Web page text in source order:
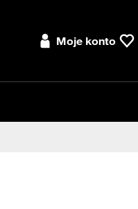
Moje konto